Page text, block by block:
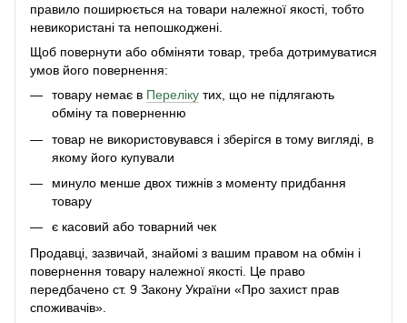
правило поширюється на товари належної якості, тобто
невикористані та непошкоджені.
Щоб повернути або обміняти товар, треба дотримуватися
умов його повернення:
товару немає в Переліку тих, що не підлягають
обміну та поверненню
товар не використовувався і зберігся в тому вигляді, в
якому його купували
минуло менше двох тижнів з моменту придбання
товару
є касовий або товарний чек
Продавці, зазвичай, знайомі з вашим правом на обмін і
повернення товару належної якості. Це право
передбачено ст. 9 Закону України «Про захист прав
споживачів».